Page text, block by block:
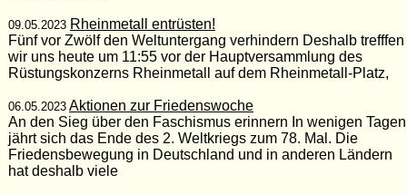
09.05.2023 Rheinmetall entrüsten!
Fünf vor Zwölf den Weltuntergang verhindern Deshalb trefffen
wir uns heute um 11:55 vor der Hauptversammlung des
Rüstungskonzerns Rheinmetall auf dem Rheinmetall-Platz,
06.05.2023 Aktionen zur Friedenswoche
An den Sieg über den Faschismus erinnern In wenigen Tagen
jährt sich das Ende des 2. Weltkriegs zum 78. Mal. Die
Friedensbewegung in Deutschland und in anderen Ländern
hat deshalb viele